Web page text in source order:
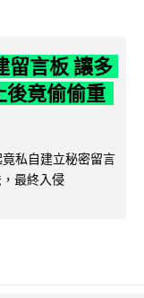
留言板 讓多
後竟偷偷重
私自建立秘密留言
最終入侵